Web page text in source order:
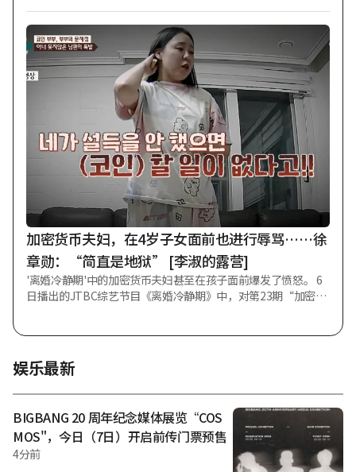
有人，我真诚地低头致歉。” 他强调了自己对大学路的热爱与
尊重。申东烨称：“对我而言，大学路是非常有意义且特殊的
空间”，“我在大学路观看了《地铁1号线》、《寻找金钟旭》
等无数名作，深受触动并感动不已”。 随后补充道：“因此，
我一直对大学路的舞台和表演艺术怀有热爱与尊重之心。” 申
东烨解释说：“在节目中与出演嘉宾对话的过程中，过于偏向
玩笑性质的互动，未能顾及现场的实际环境以及众多工作人员
的辛劳，说了轻率的话。” 他接着表示：“对于因我不足的言
行而感到不适和受伤的所有人，我再次从心底深表歉意”，并
承诺“今后在任何场合都将更加谨慎地注意言行，并对创造舞
台艺术的人们始终保持谦逊之心”。 此前，3日公开的YouTube
频道《珍罕哥哥 申东烨》中，申东烨在与嘉宾Boom、Nucksal
交谈时提及音乐剧。他说：“大学路总体上小剧场较多，所以
不演音乐剧。音乐剧是在大剧场演出的，所以在大学路上演的
只是小剧场音乐剧。那种情况甚至不需要麦克
加密货币夫妇，在4岁子女面前也进行辱骂……徐
章勋：“简直是地狱” [李淑的露营]
'离婚冷静期'中的加密货币夫妇甚至在孩子面前爆发了愤怒。 6
日播出的JTBC综艺节目《离婚冷静期》中，对第23期“加密货
人在孩子面前持续进行辱骂的场景。4岁的长子看到母亲靠近便
后退，并说“别过来”。对此，徐章勋表示：“孩子很害怕，
是怕妈妈”，感到十分遗憾。 丈夫说道：“希望不要在孩子面
前说那么过分的话。还说‘你爸爸是个垃圾’之类的话。至少
希望妻子不要在孩子面前那样做。”然而，丈夫也在孩子面前
爆发了情绪。 徐章勋感叹道：“简直是地狱。”孩子甚至模仿
了夫妻二人的样子。此外，据悉孩子的抽动症状也加重了。 妻
娱乐最新
BIGBANG 20 周年纪念媒体展览“COS
MOS"，今日（7日）开启前传门票预售
4分前